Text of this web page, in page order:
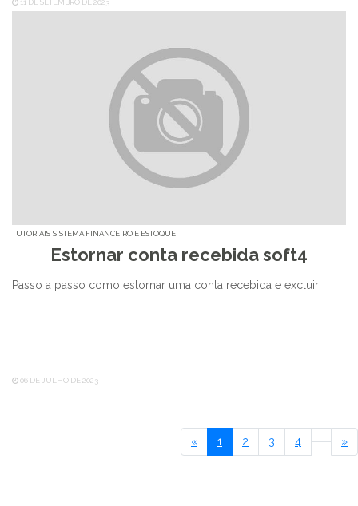
11 DE SETEMBRO DE 2023
TUTORIAIS SISTEMA FINANCEIRO E ESTOQUE
Estornar conta recebida soft4
Passo a passo como estornar uma conta recebida e excluir
06 DE JULHO DE 2023
«Primeiro
1 2 3 4 »